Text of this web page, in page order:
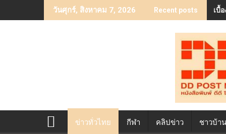
to
วันศุกร์, สิงหาคม 7, 2026 Recent posts เบื้
ข่าวทั่วไทย กีฬา คลิปข่าว ชาวบ้าน